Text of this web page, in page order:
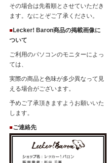
その場合は先着順とさせていただき
ます。なにとぞご了承ください。
■ Lecker! Baron商品の掲載画像に
ついて
ご利用のパソコンのモニターによっ
ては、
実際の商品と色味が多少異なって見
える場合がございます。
予めご了承頂きますようお願いいた
します。
■ご連絡先